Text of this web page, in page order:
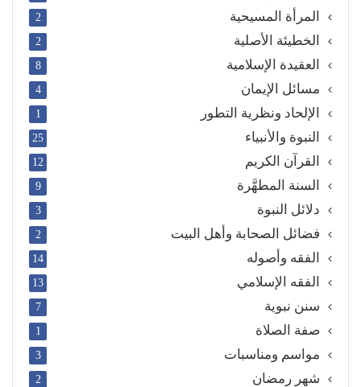
المرأة المسيحية 2
الخطيئة الأصلية 2
العقيدة الإسلامية 8
مسائل الإيمان 4
الإلحاد ونظرية التطور 1
النبوة والأنبياء 25
القرآن الكريم 12
السنة المطهَّرة 9
دلائل النبوة 3
فضائل الصحابة وأهل البيت 2
الفقه وأصوله 14
الفقه الإسلامي 13
سنن نبوية 7
صفة الصلاة 1
مواسم ومناسبات 3
شهر رمضان 2